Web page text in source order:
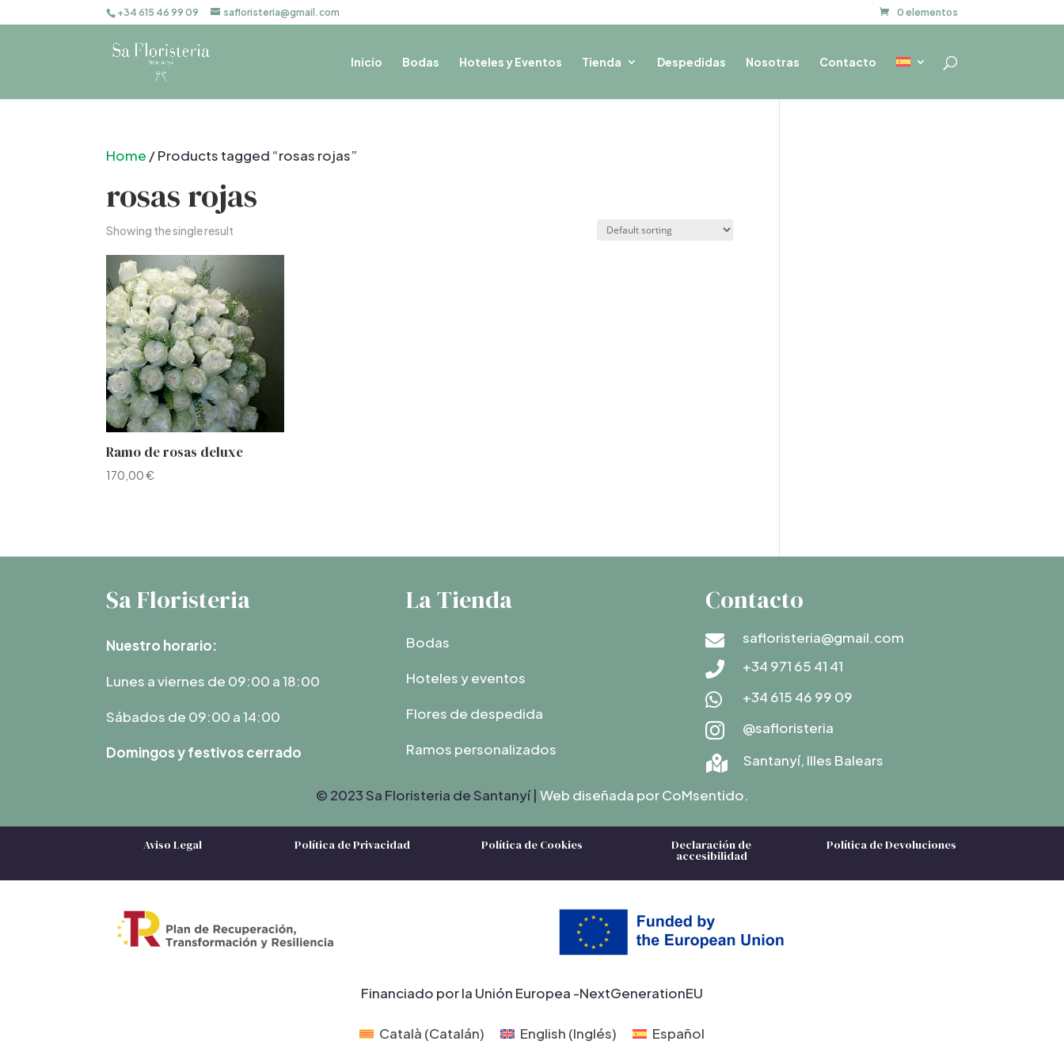
+34 615 46 99 09 safloristeria@gmail.com 0 elementos
Inicio Bodas Hoteles y Eventos Tienda Despedidas Nosotras Contacto
Home / Products tagged “rosas rojas”
rosas rojas
Showing the single result
Ramo de rosas deluxe
170,00€
Sa Floristeria
Nuestro horario:
Lunes a viernes de 09:00 a 18:00
Sábados de 09:00 a 14:00
Domingos y festivos cerrado
La Tienda
Bodas
Hoteles y eventos
Flores de despedida
Ramos personalizados
Contacto
 safloristeria@gmail.com
 +34 971 65 41 41
 +34 615 46 99 09
 @safloristeria

Santanyí, Illes Balears
© 2023 Sa Floristeria de Santanyí | Web diseñada por CoMsentido.
Aviso Legal Política de Privacidad Política de Cookies Declaración de
accesibilidad
Política de Devoluciones
Financiado por la Unión Europea -NextGenerationEU
Català (Catalán) English (Inglés) Español